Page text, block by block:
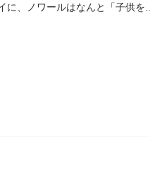
、ノワールはなんと「子供をつ